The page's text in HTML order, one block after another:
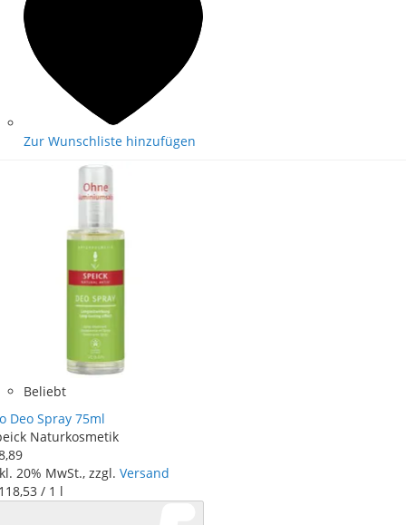
Zur Wunschliste hinzufügen
Beliebt
Deo Spray 75ml
Naturkosmetik
,89
20% MwSt., zzgl. Versand
,53 / 1 l